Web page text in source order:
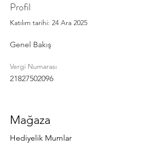
Profil
Katılım tarihi: 24 Ara 2025
Genel Bakış
Vergi Numarası
21827502096
Mağaza
Hediyelik Mumlar